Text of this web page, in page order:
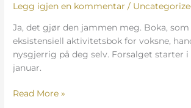
Legg igjen en kommentar /
Ja, det gjør den jammen meg. Boka,
eksistensiell aktivitetsbok for voksne,
nysgjerrig på deg selv. Forsalget starter i
januar.
Read More »